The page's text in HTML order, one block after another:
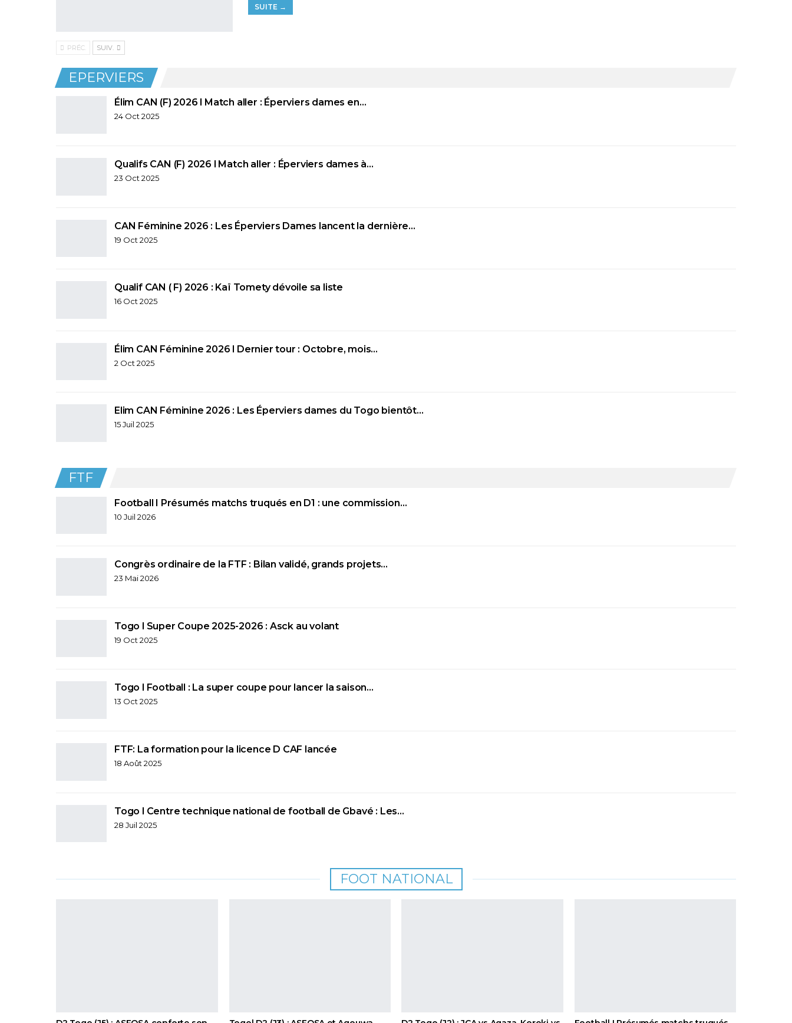
SUITE →
PRÉC. SUIV.
EPERVIERS
Élim CAN (F) 2026 l Match aller : Éperviers dames en…
24 Oct 2025
Qualifs CAN (F) 2026 l Match aller : Éperviers dames à…
23 Oct 2025
CAN Féminine 2026 : Les Éperviers Dames lancent la dernière…
19 Oct 2025
Qualif CAN ( F) 2026 : Kaï Tomety dévoile sa liste
16 Oct 2025
Élim CAN Féminine 2026 l Dernier tour : Octobre, mois…
2 Oct 2025
Elim CAN Féminine 2026 : Les Éperviers dames du Togo bientôt…
15 Juil 2025
FTF
Football I Présumés matchs truqués en D1 : une commission…
10 Juil 2026
Congrès ordinaire de la FTF : Bilan validé, grands projets…
23 Mai 2026
Togo l Super Coupe 2025-2026 : Asck au volant
19 Oct 2025
Togo l Football : La super coupe pour lancer la saison…
13 Oct 2025
FTF: La formation pour la licence D CAF lancée
18 Août 2025
Togo l Centre technique national de football de Gbavé : Les…
28 Juil 2025
FOOT NATIONAL